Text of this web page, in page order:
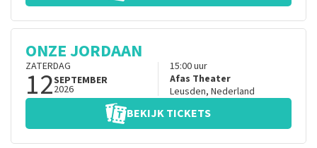
ONZE JORDAAN
ZATERDAG
12SEPTEMBER
2026
15:00uur
Afas Theater
Leusden, Nederland
BEKIJK TICKETS